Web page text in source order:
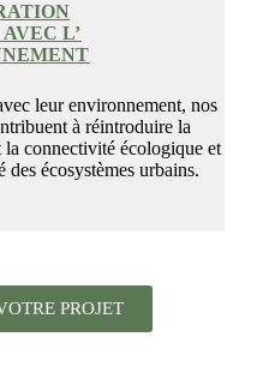
L’
leur environnement, nos
à réintroduire la
connectivité écologique et
écosystèmes urbains.
PROJET